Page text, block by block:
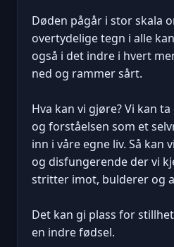
Døden pågår i stor skala
overtydelige tegn i alle
også i det indre i hvert
ned og rammer sårt.
Hva kan vi gjøre? Vi kan
og forståelsen som et
inn i våre egne liv. Så kan
og disfungerende der vi
stritter imot, bulderer og
Det kan gi plass for
en indre fødsel.